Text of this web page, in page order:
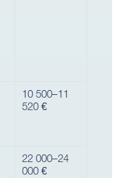
10 500–11
520 €
22 000–24
000 €